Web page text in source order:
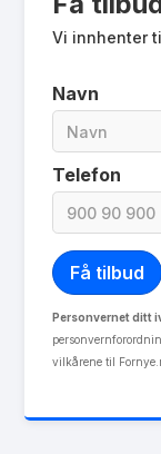
eFaktura gebyr
Avtaletype
Les mer om
Vi innhenter
Navn
Telefon
Personvernet ditt
vilkårene til